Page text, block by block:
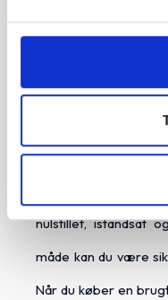
teknologi. Hold øje
vi ofte får nye
Kvalitet og
Hos GreenMind
for at sikre, at de
kvalitet og
nulstillet, istandsat
måde kan du være
Når du køber en